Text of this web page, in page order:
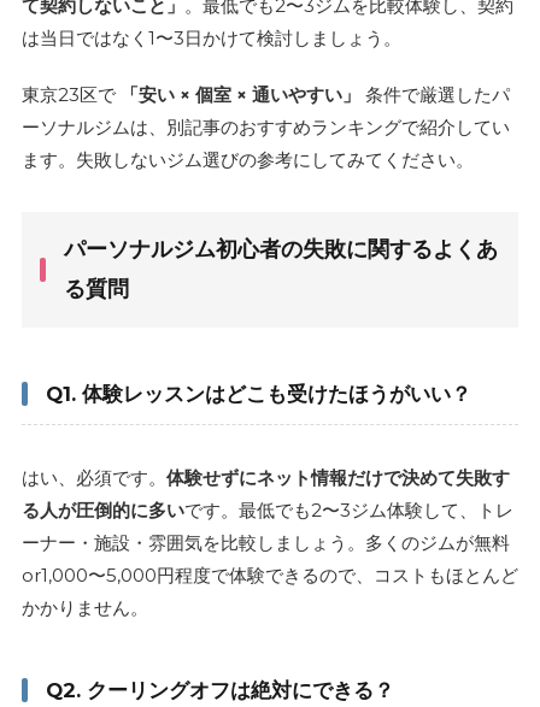
て契約しないこと」 。最低でも2〜3ジムを比較体験し、契約
は当日ではなく1〜3日かけて検討しましょう。
東京23区で 「安い × 個室 × 通いやすい」
条件で厳選したパ
ーソナルジムは、別記事のおすすめランキングで紹介してい
ます。失敗しないジム選びの参考にしてみてください。
パーソナルジム初心者の失敗に関するよくあ
る質問
Q1. 体験レッスンはどこも受けたほうがいい？
はい、必須です。 体験せずにネット情報だけで決めて失敗す
る人が圧倒的に多いです。最低でも2〜3ジム体験して、トレ
ーナー・施設・雰囲気を比較しましょう。多くのジムが無料
or1,000〜5,000円程度で体験できるので、コストもほとんど
かかりません。
Q2. クーリングオフは絶対にできる？